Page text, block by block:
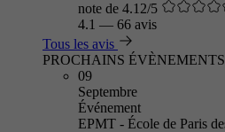
note de 4.12/5
4.1 — 66 avis
Tous les avis
PROCHAINS ÉVÈNEMENTS
09
Septembre
Événement
EPMT - École de Paris